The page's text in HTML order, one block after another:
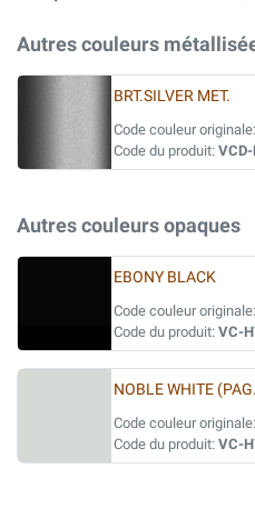
Autres couleurs
BRT.SILVER MET.
Code couleur originale:
Code du produit:
Autres couleurs opaques
EBONY BLACK
Code couleur originale:
Code du produit: VC-
NOBLE WHITE
Code couleur originale:
Code du produit: VC-